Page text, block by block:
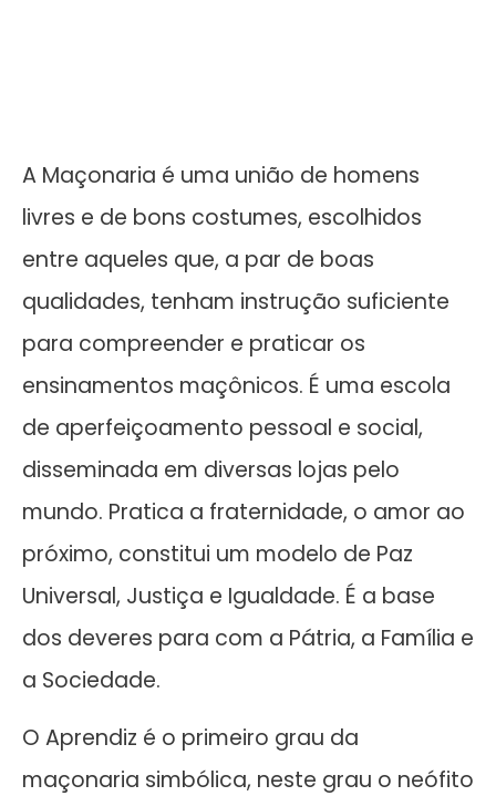
A Maçonaria é uma união de homens
livres e de bons costumes, escolhidos
entre aqueles que, a par de boas
qualidades, tenham instrução suficiente
para compreender e praticar os
ensinamentos maçônicos. É uma escola
de aperfeiçoamento pessoal e social,
disseminada em diversas lojas pelo
mundo. Pratica a fraternidade, o amor ao
próximo, constitui um modelo de Paz
Universal, Justiça e Igualdade. É a base
dos deveres para com a Pátria, a Família e
a Sociedade.
O Aprendiz é o primeiro grau da
maçonaria simbólica, neste grau o neófito